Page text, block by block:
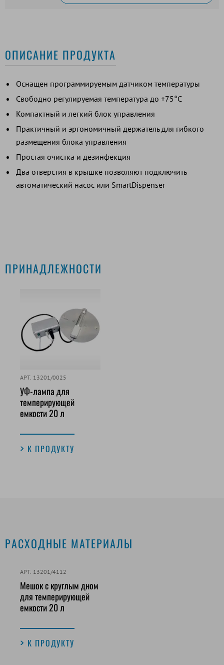
ОПИСАНИЕ ПРОДУКТА
Оснащен программируемым датчиком температуры
Свободно регулируемая температура до +75°C
Компактный и легкий блок управления
Практичный и эргономичный держатель для гибкого
размещения блока управления
Простая очистка и дезинфекция
Два отверстия в крышке позволяют подключить
автоматический насос или SmartDispenser
ПРИНАДЛЕЖНОСТИ
АРТ. 13201/0025
УФ-лампа для
темперирующей
емкости 20 л
К ПРОДУКТУ
РАСХОДНЫЕ МАТЕРИАЛЫ
АРТ. 13201/4112
Мешок с круглым дном
для темперирующей
емкости 20 л
К ПРОДУКТУ